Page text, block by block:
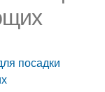
посадки